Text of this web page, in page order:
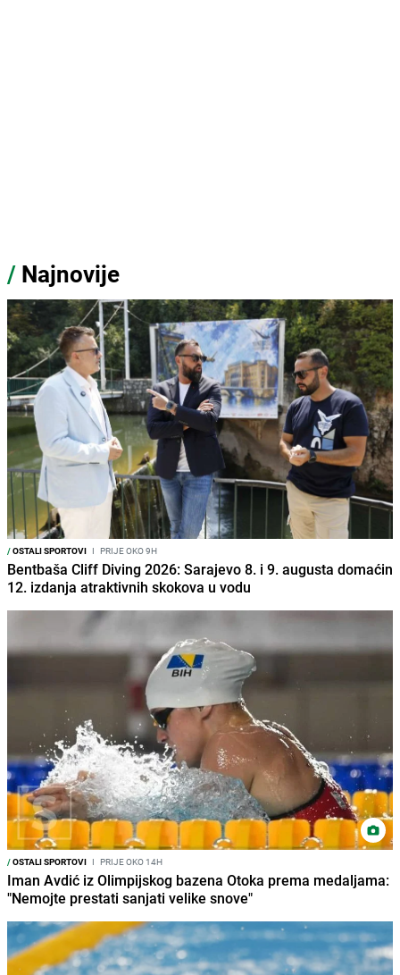
/ Najnovije
/OSTALI SPORTOVI I PRIJE OKO 9H
Bentbaša Cliff Diving 2026: Sarajevo 8. i 9. augusta domaćin
12. izdanja atraktivnih skokova u vodu
/OSTALI SPORTOVI I PRIJE OKO 14H
Iman Avdić iz Olimpijskog bazena Otoka prema medaljama:
"Nemojte prestati sanjati velike snove"